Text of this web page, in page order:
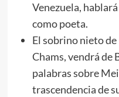
Venezuela,
como poeta.
El sobrino nieto
Chams, vendrá de
palabras sobre
trascendencia de